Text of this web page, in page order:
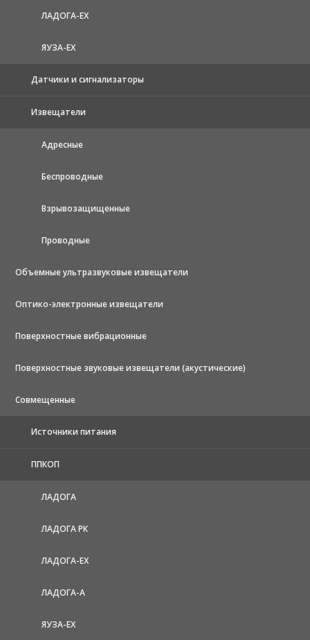
ЛАДОГА-EX
ЯУЗА-ЕХ
Датчики и сигнализаторы
Извещатели
Адресные
Беспроводные
Взрывозащищенные
Проводные
Объемные ультразвуковые извещатели
Оптико-электронные извещатели
Поверхностные вибрационные
Поверхностные звуковые извещатели (акустические)
Совмещенные
Источники питания
ППКОП
ЛАДОГА
ЛАДОГА РК
ЛАДОГА-EX
ЛАДОГА-А
ЯУЗА-ЕХ